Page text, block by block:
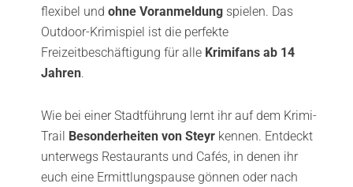
flexibel und ohne Voranmeldung spielen. Das
Outdoor-Krimispiel ist die perfekte
Freizeitbeschäftigung für alle Krimifans ab 14
Jahren.
Wie bei einer Stadtführung lernt ihr auf dem Krimi-
Trail
Besonderheiten von Steyr kennen. Entdeckt
unterwegs Restaurants und Cafés, in denen ihr
euch eine Ermittlungspause gönnen oder nach